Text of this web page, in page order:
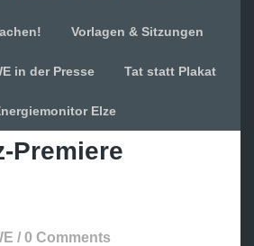
Vorlagen & Sitzungen
in der Presse Tat statt Plakat
Elze
Premiere
/ 0 Comments